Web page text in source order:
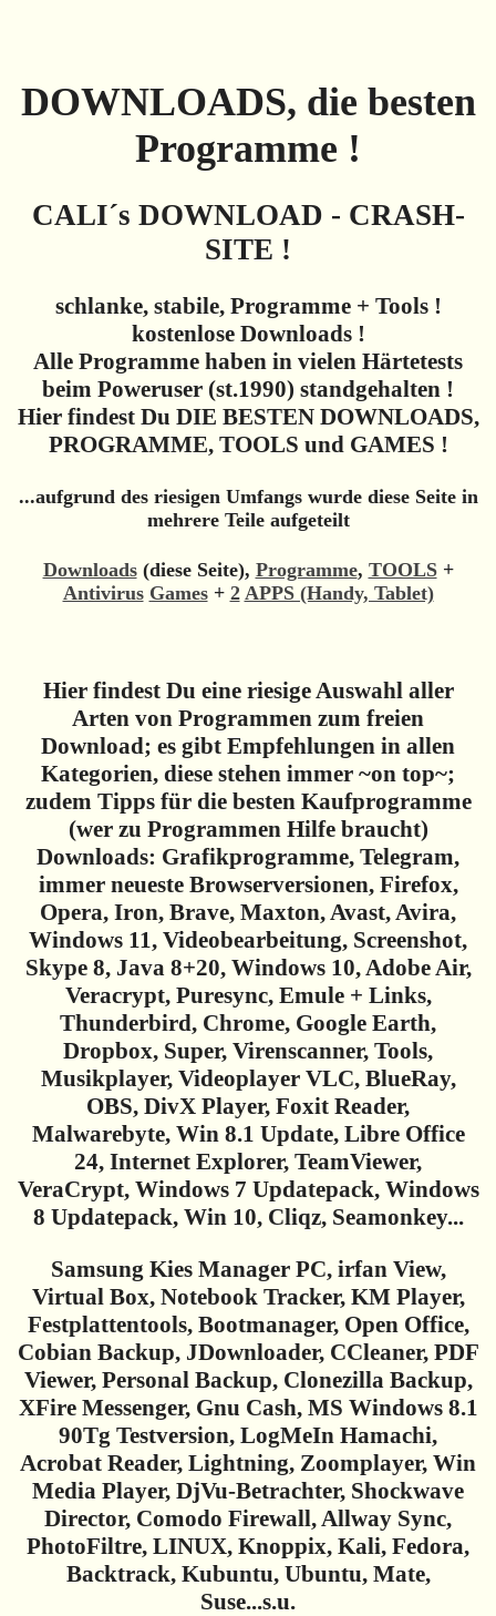
DOWNLOADS, die besten
Programme !
CALI´s DOWNLOAD - CRASH-
SITE !
schlanke, stabile, Programme + Tools !
kostenlose Downloads !
Alle Programme haben in vielen Härtetests
beim Poweruser (st.1990) standgehalten !
Hier findest Du DIE BESTEN DOWNLOADS,
PROGRAMME, TOOLS und GAMES !
...aufgrund des riesigen Umfangs wurde diese Seite in
mehrere Teile aufgeteilt
Downloads(diese Seite), Programme, TOOLS+
Antivirus Games+ 2 APPS (Handy, Tablet)
Hier findest Du eine riesige Auswahl aller
Arten von Programmen zum freien
Download; es gibt Empfehlungen in allen
Kategorien, diese stehen immer ~on top~;
zudem Tipps für die besten Kaufprogramme
(wer zu Programmen Hilfe braucht)
Downloads: Grafikprogramme, Telegram,
immer neueste Browserversionen, Firefox,
Opera, Iron, Brave, Maxton, Avast, Avira,
Windows 11, Videobearbeitung, Screenshot,
Skype 8, Java 8+20, Windows 10, Adobe Air,
Veracrypt, Puresync, Emule + Links,
Thunderbird, Chrome, Google Earth,
Dropbox, Super, Virenscanner, Tools,
Musikplayer, Videoplayer VLC, BlueRay,
OBS, DivX Player, Foxit Reader,
Malwarebyte, Win 8.1 Update, Libre Office
24, Internet Explorer, TeamViewer,
VeraCrypt, Windows 7 Updatepack, Windows
8 Updatepack, Win 10, Cliqz, Seamonkey...
Samsung Kies Manager PC, irfan View,
Virtual Box, Notebook Tracker, KM Player,
Festplattentools, Bootmanager, Open Office,
Cobian Backup, JDownloader, CCleaner, PDF
Viewer, Personal Backup, Clonezilla Backup,
XFire Messenger, Gnu Cash, MS Windows 8.1
90Tg Testversion, LogMeIn Hamachi,
Acrobat Reader, Lightning, Zoomplayer, Win
Media Player, DjVu-Betrachter, Shockwave
Director, Comodo Firewall, Allway Sync,
PhotoFiltre, LINUX, Knoppix, Kali, Fedora,
Backtrack, Kubuntu, Ubuntu, Mate,
Suse...s.u.